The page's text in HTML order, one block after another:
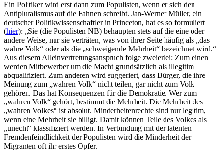
Ein Politiker wird erst dann zum Populisten, wenn er sich den
Antipluralismus auf die Fahnen schreibt. Jan-Werner Müller, ein
deutscher Politikwissenschaftler in Princeton, hat es so formuliert
(hier): „Sie (die Populisten NB) behaupten stets auf die eine oder
andere Weise, nur sie verträten, was von ihrer Seite häufig als „das
wahre Volk“ oder als die „schweigende Mehrheit“ bezeichnet wird.“
Aus diesem Alleinvertretungsanspruch folge zweierlei: Zum einen
werden Mitbewerber um die Macht grundsätzlich als illegitim
abqualifiziert. Zum anderen wird suggeriert, dass Bürger, die ihre
Meinung zum „wahren Volk“ nicht teilen, gar nicht zum Volk
gehören. Das hat Konsequenzen für die Demokratie. Wer zum
„wahren Volk“ gehört, bestimmt die Mehrheit. Die Mehrheit des
„wahren Volkes“ ist absolut. Minderheitenrechte sind nur legitim,
wenn eine Mehrheit sie billigt. Damit können Teile des Volkes als
„unecht“ klassifiziert werden. In Verbindung mit der latenten
Fremdenfeindlichkeit der Populisten wird die Minderheit der
Migranten oft ihr erstes Opfer.